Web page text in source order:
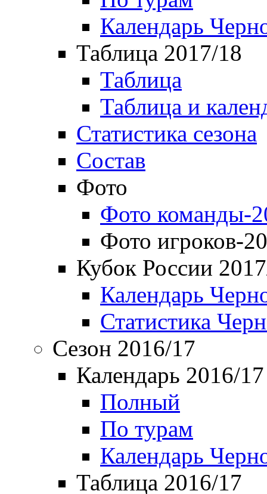
Календарь
Таблица 2017/18
Таблица
Таблица и
Статистика сезона
Состав
Фото
Фото команды-
Фото игроков-
Кубок России
Календарь
Статистика
Сезон 2016/17
Календарь 2016/17
Полный
По турам
Календарь
Таблица 2016/17